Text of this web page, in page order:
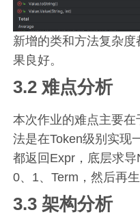
新增的类和方法复杂
果良好。
3.2 难点分析
本次作业的难点主要
法是在Token级别实现
都返回Expr，底层求
0、1、Term，然后再
3.3 架构分析